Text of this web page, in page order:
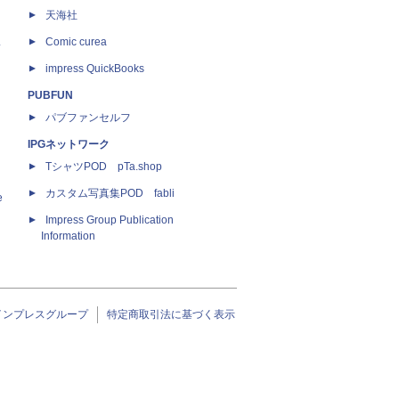
天海社
Comic curea
impress QuickBooks
PUBFUN
パブファンセルフ
IPGネットワーク
TシャツPOD pTa.shop
カスタム写真集POD fabli
Impress Group Publication
Information
ンプレスグループ 特定商取引法に基づく表示